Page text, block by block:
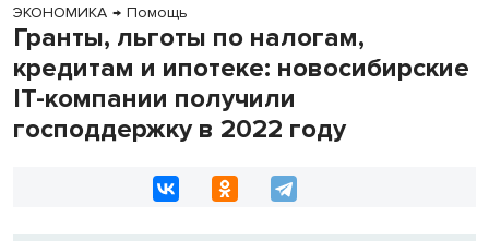
ЭКОНОМИКА → Помощь
Гранты, льготы по налогам,
кредитам и ипотеке: новосибирские
IT-компании получили
господдержку в 2022 году